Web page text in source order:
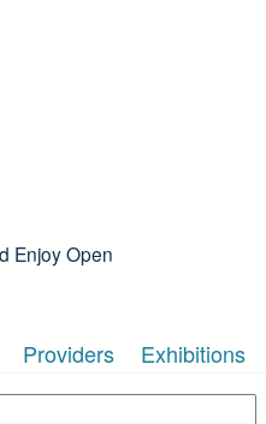
Enjoy Open
Providers Exhibitions